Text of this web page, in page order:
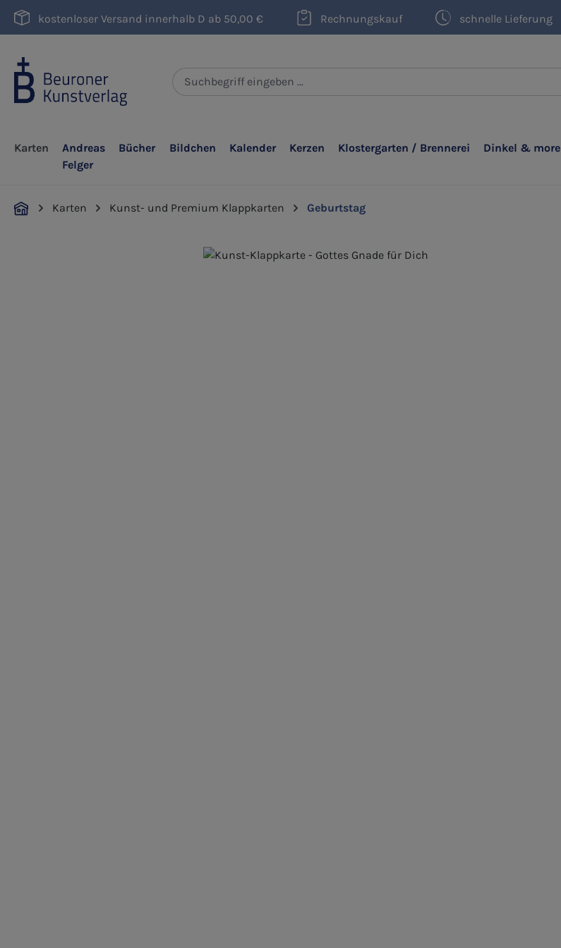
Hauptinhalt springen
Zur Suche springen
Zur Hauptnavigation springen
kostenloser Versand innerhalb D ab 50,00 € Rechnungskauf schnelle Lieferung
Karten
Andreas
Felger
Bücher Bildchen Kalender Kerzen Klostergarten / Brennerei Dinkel & more
Karten Kunst- und Premium Klappkarten Geburtstag